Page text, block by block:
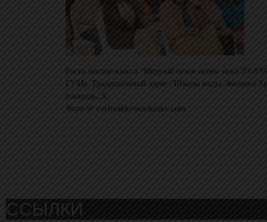
Гости мастер-класса “Модный сезон осень-зима 2018/
ГУМа. Традиционный адрес “Школы моды Эвелины
площадь, 3.
Фото @ evelinakhromtchenko.com
ССЫЛКИ